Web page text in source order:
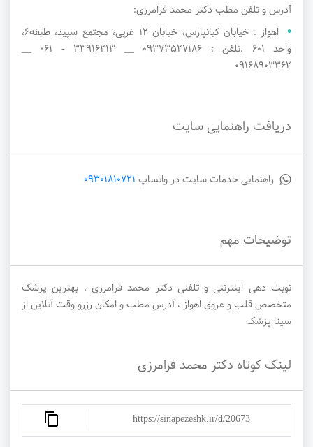
آدرس و تلفن مطب دکتر محمد فرامرزی:
اهواز : خیابان کیانپارس، خیابان 12 غربی، مجتمع سپید، طبقه6،
واحد 601 .تلفن : 09373527186 __ 33916213 - 061 __
09168903362
دریافت راهنمایی سایت
راهنمایی خدمات سایت در واتساپ 09301810721
توضیحات مهم
نوبت دهی اینترنتی و تلفنی دکتر محمد فرامرزی ، بهترین پزشک
متخصص قلب و عروق اهواز ، آدرس مطب و امکان رزرو وقت آنلاین از
سینا پزشک
لینک کوتاه دکتر محمد فرامرزی
https://sinapezeshk.ir/d/20673